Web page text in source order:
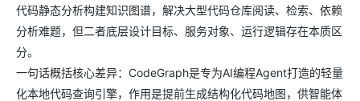
代码静态分析构建知识图谱，解决大型代码仓库阅读、检索、依赖
分析难题，但二者底层设计目标、服务对象、运行逻辑存在本质区
分。
一句话概括核心差异：CodeGraph是专为AI编程Agent打造的轻量
化本地代码查询引擎，作用是提前生成结构化代码地图，供智能体